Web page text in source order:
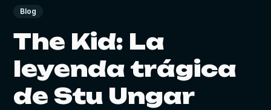
Blog
The Kid: La
leyenda trágica
de Stu Ungar